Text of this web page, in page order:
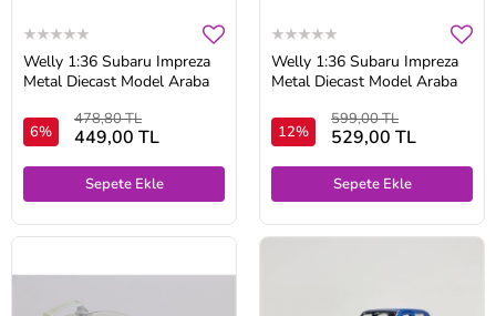
Welly 1:36 Subaru Impreza
Metal Diecast Model Araba
6%
478,80 TL
449,00 TL
Sepete Ekle
Welly 1:36 Subaru Impreza
Metal Diecast Model Araba
12%
599,00 TL
529,00 TL
Sepete Ekle